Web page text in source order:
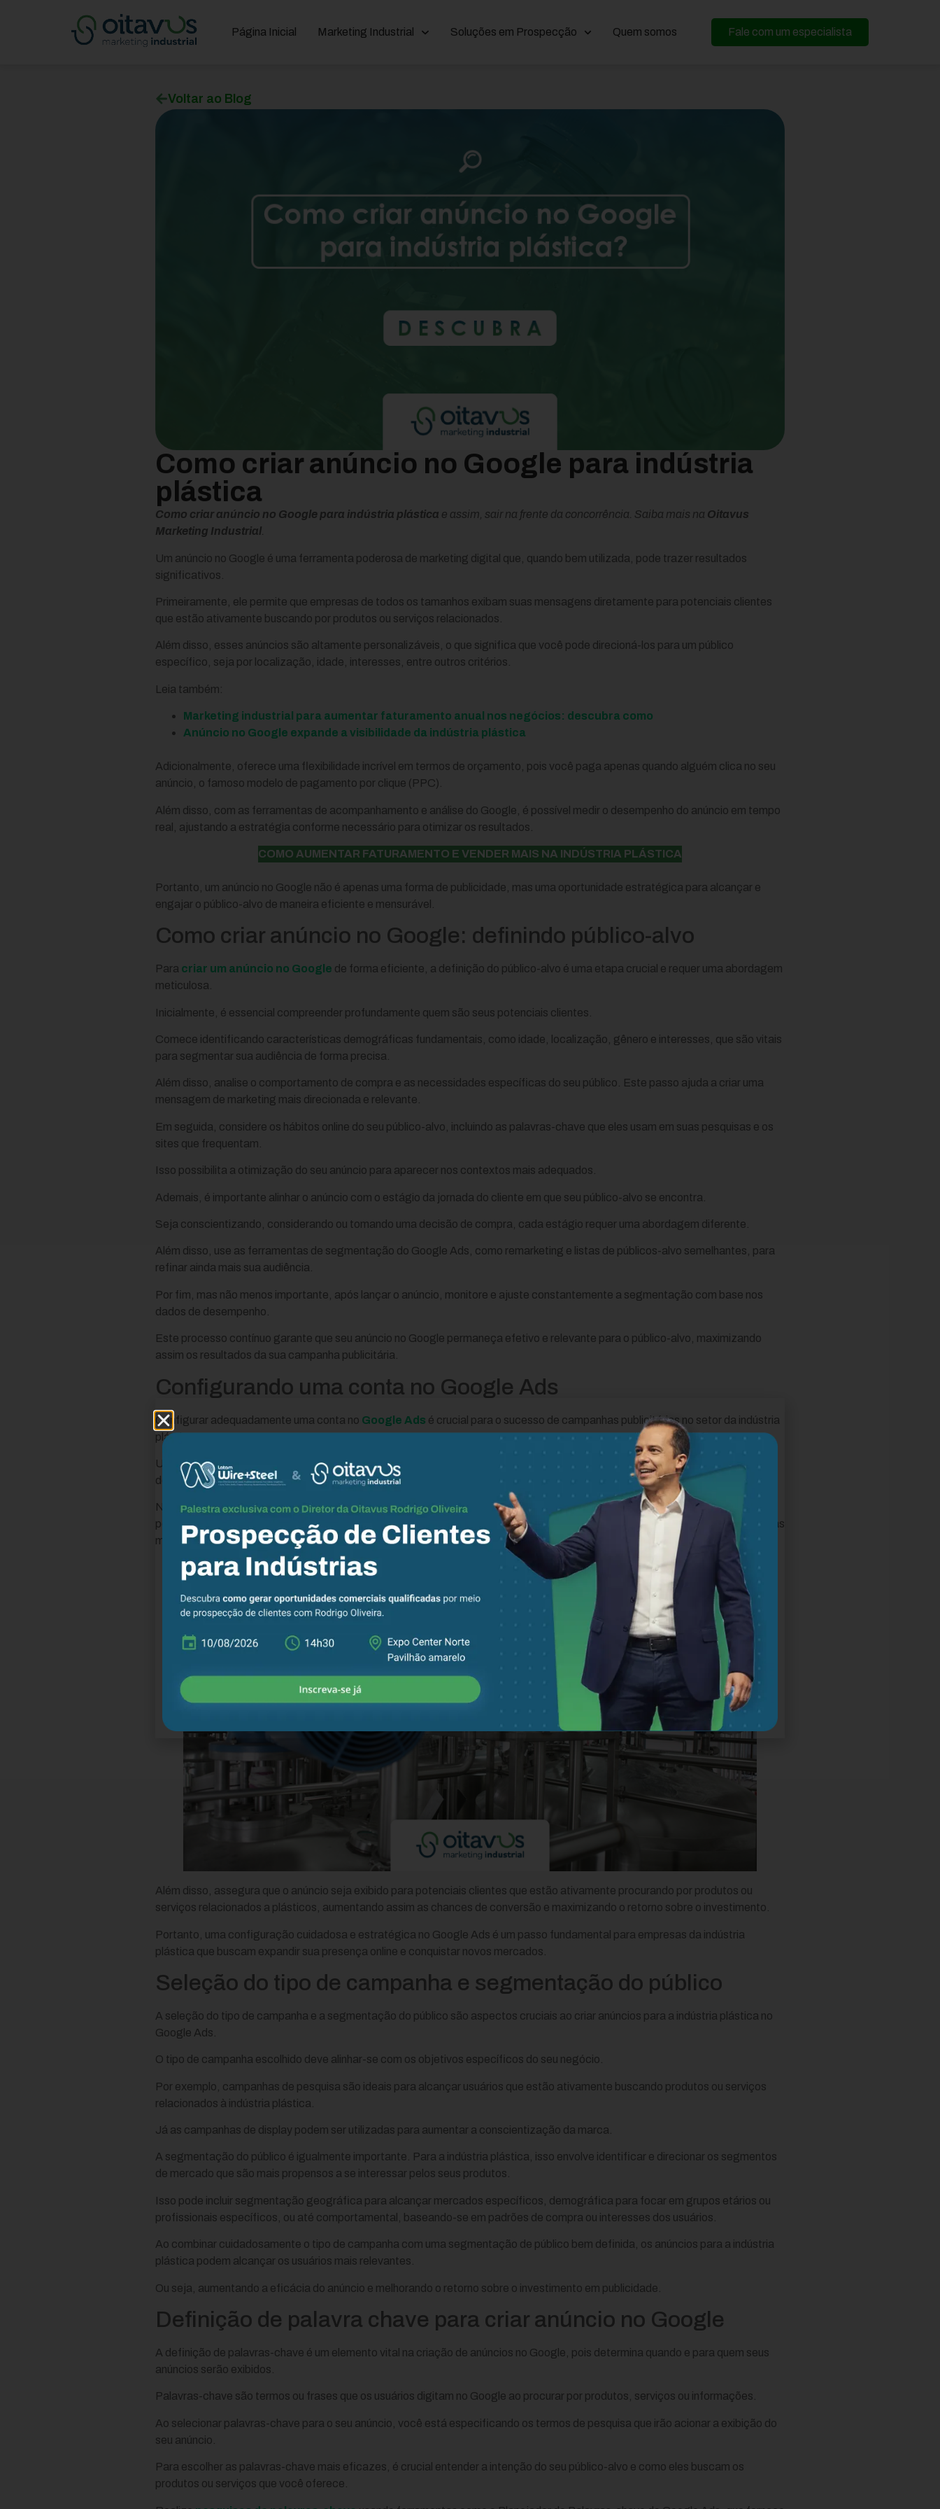
Página Inicial Marketing Industrial Soluções em Prospecção Quem somos Fale com um especialista
Voltar ao Blog
Como criar anúncio no Google para indústria
plástica
Como criar anúncio no Google para indústria plástica e assim, sair na frente da concorrência. Saiba mais na Oitavus
Marketing Industrial
Um anúncio no Google é uma ferramenta poderosa de marketing digital que, quando bem utilizada, pode trazer resultados
significativos.
Primeiramente, ele permite que empresas de todos os tamanhos exibam suas mensagens diretamente para potenciais clientes
que estão ativamente buscando por produtos ou serviços relacionados.
Além disso, esses anúncios são altamente personalizáveis, o que significa que você pode direcioná-los para um público
específico, seja por localização, idade, interesses, entre outros critérios.
Leia também:
Marketing industrial para aumentar faturamento anual nos negócios: descubra como
Anúncio no Google expande a visibilidade da indústria plástica
Adicionalmente, oferece uma flexibilidade incrível em termos de orçamento, pois você paga apenas quando alguém clica no seu
anúncio, o famoso modelo de pagamento por clique (PPC).
Além disso, com as ferramentas de acompanhamento e análise do Google, é possível medir o desempenho do anúncio em tempo
real, ajustando a estratégia conforme necessário para otimizar os resultados.
COMO AUMENTAR FATURAMENTO E VENDER MAIS NA INDÚSTRIA PLÁSTICA
Portanto, um anúncio no Google não é apenas uma forma de publicidade, mas uma oportunidade estratégica para alcançar e
engajar o público-alvo de maneira eficiente e mensurável.
Como criar anúncio no Google: definindo público-alvo
Para criar um anúncio no Google de forma eficiente, a definição do público-alvo é uma etapa crucial e requer uma abordagem
meticulosa.
Inicialmente, é essencial compreender profundamente quem são seus potenciais clientes.
Comece identificando características demográficas fundamentais, como idade, localização, gênero e interesses, que são vitais
para segmentar sua audiência de forma precisa.
Além disso, analise o comportamento de compra e as necessidades específicas do seu público. Este passo ajuda a criar uma
mensagem de marketing mais direcionada e relevante.
Em seguida, considere os hábitos online do seu público-alvo, incluindo as palavras-chave que eles usam em suas pesquisas e os
sites que frequentam.
Isso possibilita a otimização do seu anúncio para aparecer nos contextos mais adequados.
Ademais, é importante alinhar o anúncio com o estágio da jornada do cliente em que seu público-alvo se encontra.
Seja conscientizando, considerando ou tomando uma decisão de compra, cada estágio requer uma abordagem diferente.
Além disso, use as ferramentas de segmentação do Google Ads, como remarketing e listas de públicos-alvo semelhantes, para
refinar ainda mais sua audiência.
Por fim, mas não menos importante, após lançar o anúncio, monitore e ajuste constantemente a segmentação com base nos
dados de desempenho.
Este processo contínuo garante que seu anúncio no Google permaneça efetivo e relevante para o público-alvo, maximizando
assim os resultados da sua campanha publicitária.
Configurando uma conta no Google Ads
Configurar adequadamente uma conta no Google Ads é crucial para o sucesso de campanhas publicitárias no setor da indústria
plástica.
Uma configuração correta garante que o anúncio atinja o público certo, otimize o orçamento e alcance os objetivos específicos
do negócio.
Na indústria plástica, onde a concorrência e a especificidade do mercado são fatores importantes, uma configuração precisa
permite segmentar eficientemente o público-alvo, escolher palavras-chave relevantes e estabelecer um orçamento que reflita as
metas de marketing.
Além disso, assegura que o anúncio seja exibido para potenciais clientes que estão ativamente procurando por produtos ou
serviços relacionados a plásticos, aumentando assim as chances de conversão e maximizando o retorno sobre o investimento.
Portanto, uma configuração cuidadosa e estratégica no Google Ads é um passo fundamental para empresas da indústria
plástica que buscam expandir sua presença online e conquistar novos mercados.
Seleção do tipo de campanha e segmentação do público
A seleção do tipo de campanha e a segmentação do público são aspectos cruciais ao criar anúncios para a indústria plástica no
Google Ads.
O tipo de campanha escolhido deve alinhar-se com os objetivos específicos do seu negócio.
Por exemplo, campanhas de pesquisa são ideais para alcançar usuários que estão ativamente buscando produtos ou serviços
relacionados à indústria plástica.
Já as campanhas de display podem ser utilizadas para aumentar a conscientização da marca.
A segmentação do público é igualmente importante. Para a indústria plástica, isso envolve identificar e direcionar os segmentos
de mercado que são mais propensos a se interessar pelos seus produtos.
Isso pode incluir segmentação geográfica para alcançar mercados específicos, demográfica para focar em grupos etários ou
profissionais específicos, ou até comportamental, baseando-se em padrões de compra ou interesses dos usuários.
Ao combinar cuidadosamente o tipo de campanha com uma segmentação de público bem definida, os anúncios para a indústria
plástica podem alcançar os usuários mais relevantes.
Ou seja, aumentando a eficácia do anúncio e melhorando o retorno sobre o investimento em publicidade.
Definição de palavra chave para criar anúncio no Google
A definição de palavras-chave é um elemento vital na criação de anúncios no Google, pois determina quando e para quem seus
anúncios serão exibidos.
Palavras-chave são termos ou frases que os usuários digitam no Google ao procurar por produtos, serviços ou informações.
Ao selecionar palavras-chave para o seu anúncio, você está especificando os termos de pesquisa que irão acionar a exibição do
seu anúncio.
Para escolher as palavras-chave mais eficazes, é crucial entender a intenção do seu público-alvo e como eles buscam os
produtos ou serviços que você oferece.